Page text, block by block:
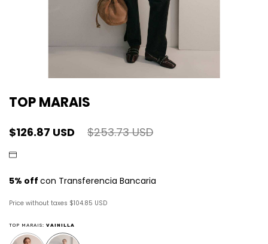
TOP MARAIS
$126.87 USD $253.73 USD
Price without taxes $104.85 USD
TOP MARAIS: VAINILLA